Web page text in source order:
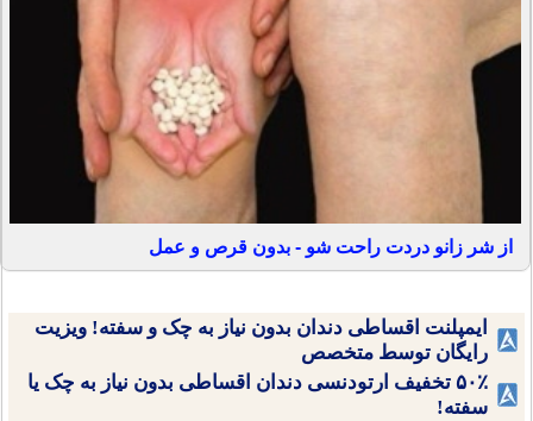
از شر زانو دردت راحت شو - بدون قرص و عمل
ایمپلنت اقساطی دندان بدون نیاز به چک و سفته! ویزیت
رایگان توسط متخصص
۵۰٪ تخفیف ارتودنسی دندان اقساطی بدون نیاز به چک یا
سفته!